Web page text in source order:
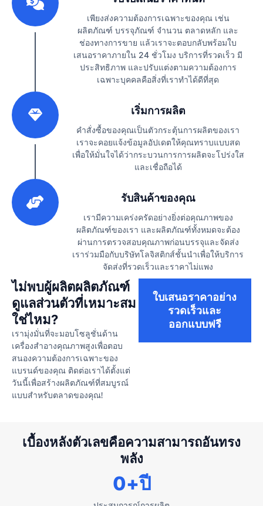
เพียงส่งความต้องการเฉพาะของคุณ เช่น
ผลิตภัณฑ์ บรรจุภัณฑ์ จำนวน ตลาดหลัก และ
ช่องทางการขาย แล้วเราจะตอบกลับพร้อมใบ
เสนอราคาภายใน 24 ชั่วโมง บริการที่รวดเร็ว มี
ประสิทธิภาพ และปรับแต่งตามความต้องการ
เฉพาะบุคคลคือสิ่งที่เราทำได้ดีที่สุด
เริ่มการผลิต
คำสั่งซื้อของคุณเป็นตัวกระตุ้นการผลิตของเรา
เราจะคอยแจ้งข้อมูลอัปเดตให้คุณทราบแบบสด
เพื่อให้มั่นใจได้ว่ากระบวนการการผลิตจะโปร่งใส
และเชื่อถือได้
รับสินค้าของคุณ
เรามีความเคร่งครัดอย่างยิ่งต่อคุณภาพของ
ผลิตภัณฑ์ของเรา และผลิตภัณฑ์ทั้งหมดจะต้อง
ผ่านการตรวจสอบคุณภาพก่อนบรรจุและจัดส่ง
เราร่วมมือกับบริษัทโลจิสติกส์ชั้นนำเพื่อให้บริการ
จัดส่งที่รวดเร็วและราคาไม่แพง
ไม่พบผู้ผลิตผลิตภัณฑ์
ดูแลส่วนตัวที่เหมาะสม
ใช่ไหม?
เรามุ่งมั่นที่จะมอบโซลูชั่นด้าน
เครื่องสำอางคุณภาพสูงเพื่อตอบ
สนองความต้องการเฉพาะของ
แบรนด์ของคุณ ติดต่อเราได้ตั้งแต่
วันนี้เพื่อสร้างผลิตภัณฑ์ที่สมบูรณ์
แบบสำหรับตลาดของคุณ!
ใบเสนอราคาอย่าง
รวดเร็วและ
ออกแบบฟรี
เบื้องหลังตัวเลขคือความสามารถอันทรง
พลัง
0+ปี